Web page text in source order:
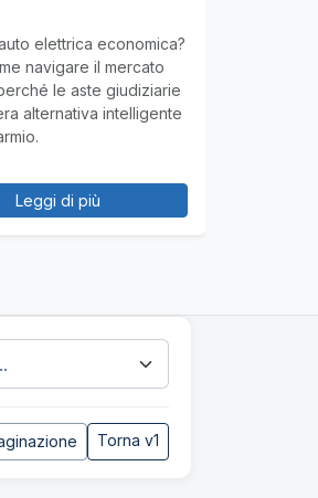
elettrica economica?
navigare il mercato
le aste giudiziarie
alternativa intelligente
Leggi di più
Torna v1